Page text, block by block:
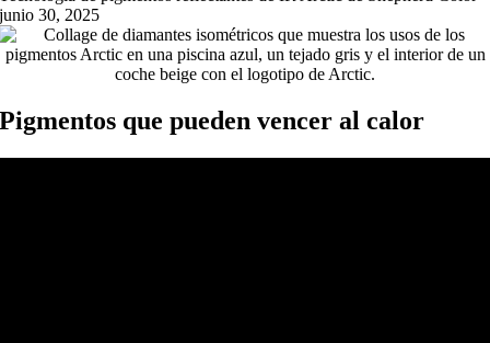
junio 30, 2025
Pigmentos que pueden vencer al calor